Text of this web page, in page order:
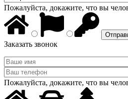
Пожалуйста, докажите, что вы
Заказать звонок
Пожалуйста, докажите, что вы